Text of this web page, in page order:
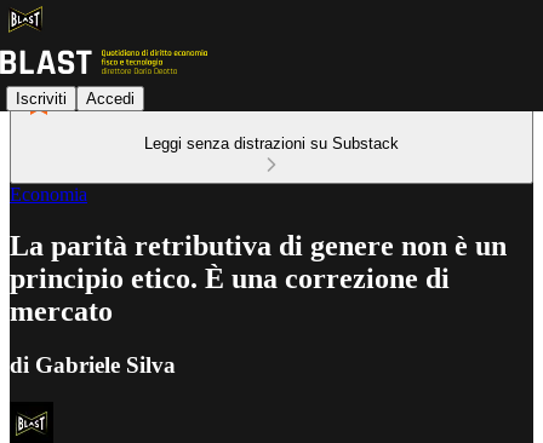
Iscriviti Accedi
Leggi senza distrazioni su Substack
Economia
La parità retributiva di genere non è un
principio etico. È una correzione di
mercato
di Gabriele Silva